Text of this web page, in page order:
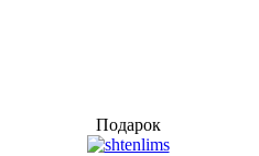
Подарок